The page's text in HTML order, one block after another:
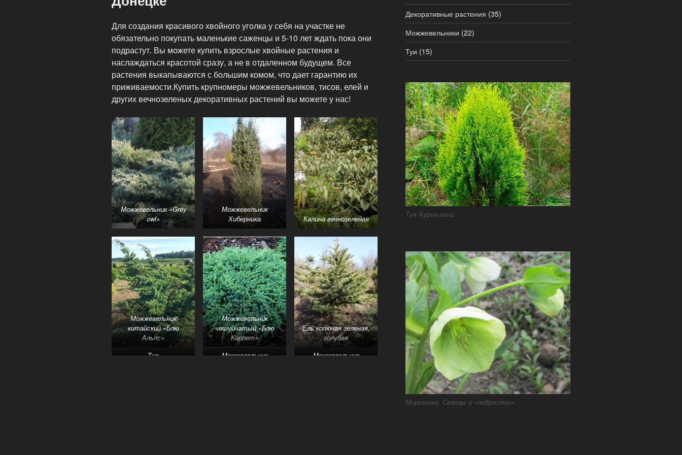
Для создания красивого хвойного уголка у себя на участке не
обязательно покупать маленькие саженцы и 5-10 лет ждать пока они
подрастут. Вы можете купить взрослые хвойные растения и
наслаждаться красотой сразу, а не в отдаленном будущем. Все
растения выкапываются с большим комом, что дает гарантию их
приживаемости.Купить крупномеры можжевельников, тисов, елей и
других вечнозеленых декоративных растений вы можете у нас!
Можжевельник «Grey
owl»
Можжевельник
Хиберника
Калина вечнозеленая
Можжевельник
китайский «Блю
Альпс»
Можжевельник
чешуйчатый «Блю
Карпет»
Ель колючая зеленая,
голубая
Тис
Можжевельник
Можжевельник
Декоративные растения (35)
Можжевельники (22)
Туи (15)
Туя Ауреа нана
Морозники. Сеянцы и «подростки».